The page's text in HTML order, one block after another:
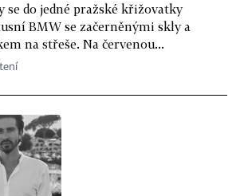
se do jedné pražské křižovatky
BMW se začerněnými skly a
na střeše. Na červenou...